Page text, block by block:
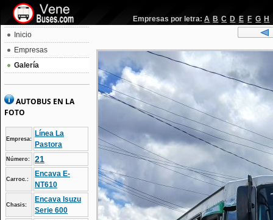
Empresas por letra: A B C D E F G H
Inicio
Empresas
Galería
AUTOBUS EN LA
FOTO
Empresa:
Línea La
Pastora
Número: 21
Carroc.:
Encava E-
NT610
Chasis:
Encava Isuzu
Serie 600